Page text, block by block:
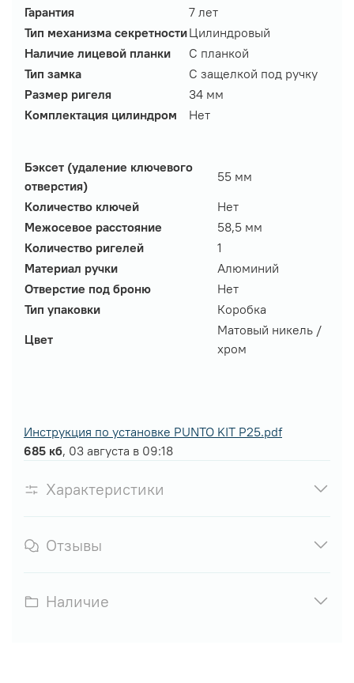
Гарантия
7 лет
Тип механизма секретностиЦилиндровый
Наличие лицевой планки
С планкой
Тип замка
С защелкой под ручку
Размер ригеля
34 мм
Комплектация цилиндром
Нет
Бэксет (удаление ключевого
отверстия)
55 мм
Количество ключей
Нет
Межосевое расстояние
58,5 мм
Количество ригелей
1
Материал ручки
Алюминий
Отверстие под броню
Нет
Тип упаковки
Коробка
Цвет
Матовый никель /
хром
Инструкция по установке PUNTO KIT P25.pdf
685 кб, 03 августа в 09:18
Характеристики
Отзывы
Наличие